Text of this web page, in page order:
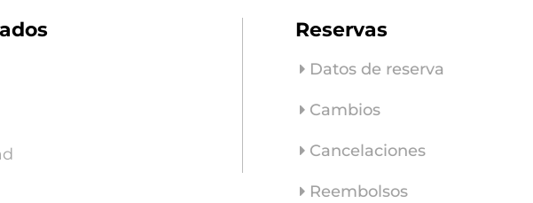
Reservas
Datos de reserva
Cambios
Cancelaciones
Reembolsos